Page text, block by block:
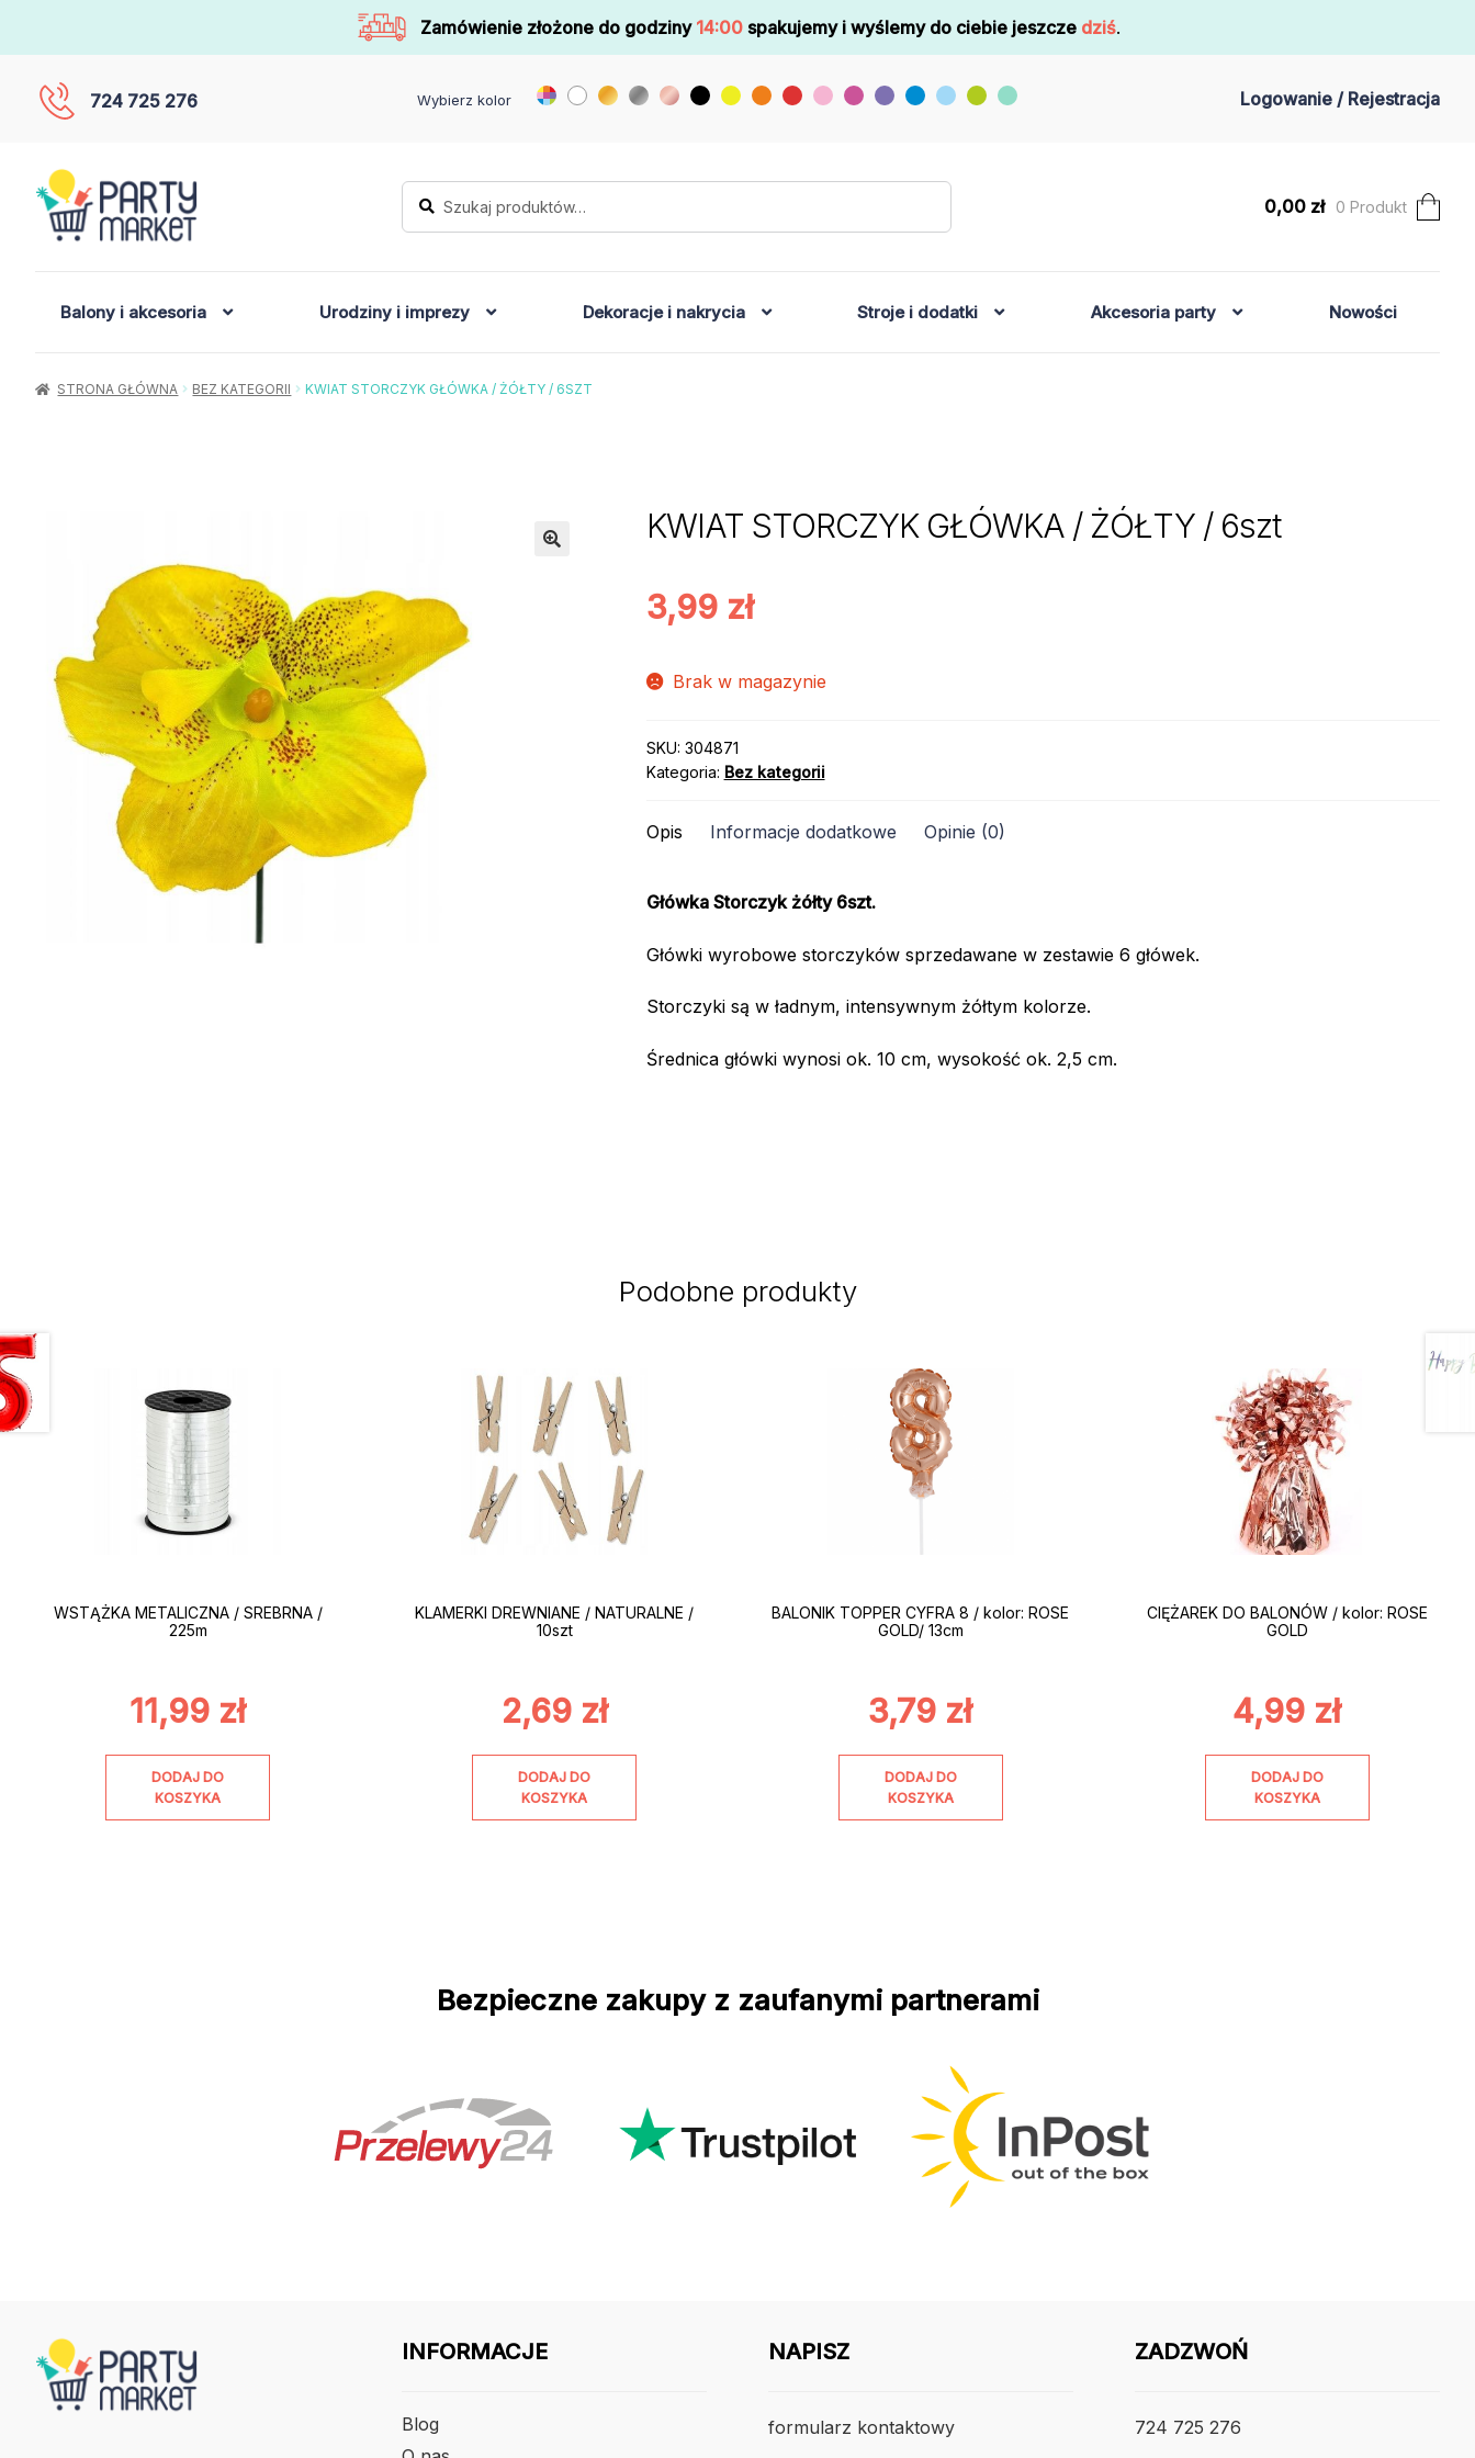
Zamówienie złożone do godziny 14:00 spakujemy i wyślemy do ciebie jeszcze dziś.
724 725 276 Wybierz kolor Logowanie / Rejestracja
Szukaj:
Szukaj
0,00 zł 0 Produkt
Balony i akcesoria Urodziny i imprezy Dekoracje i nakrycia Stroje i dodatki Akcesoria party Nowości
STRONA GŁÓWNA BEZ KATEGORII KWIAT STORCZYK GŁÓWKA / ŻÓŁTY / 6SZT
KWIAT STORCZYK GŁÓWKA / ŻÓŁTY / 6szt
3,99 zł
Brak w magazynie
SKU: 304871
Kategoria: Bez kategorii
Opis Informacje dodatkowe Opinie (0)
Główka Storczyk żółty 6szt.
Główki wyrobowe storczyków sprzedawane w zestawie 6 główek.
Storczyki są w ładnym, intensywnym żółtym kolorze.
Średnica główki wynosi ok. 10 cm, wysokość ok. 2,5 cm.
Podobne produkty
WSTĄŻKA METALICZNA / SREBRNA /
225m
11,99 zł
DODAJ DO
KOSZYKA
KLAMERKI DREWNIANE / NATURALNE /
10szt
2,69 zł
DODAJ DO
KOSZYKA
BALONIK TOPPER CYFRA 8 / kolor: ROSE
GOLD/ 13cm
3,79 zł
DODAJ DO
KOSZYKA
CIĘŻAREK DO BALONÓW / kolor: ROSE
GOLD
4,99 zł
DODAJ DO
KOSZYKA
Bezpieczne zakupy z zaufanymi partnerami
INFORMACJE
Blog
NAPISZ
formularz kontaktowy
ZADZWOŃ
724 725 276